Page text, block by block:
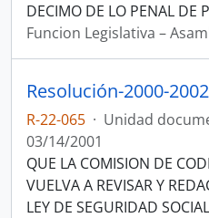
DECIMO DE LO PENAL DE
Funcion Legislativa –
Resolución-2000-2002
R-22-065 · Unidad
03/14/2001
QUE LA COMISION DE
VUELVA A REVISAR Y
LEY DE SEGURIDAD